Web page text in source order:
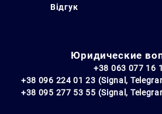
Відгук
Юридические
+38 063 077 16
+38 096 224 01 23 (Signal,
+38 095 277 53 55 (Signal,